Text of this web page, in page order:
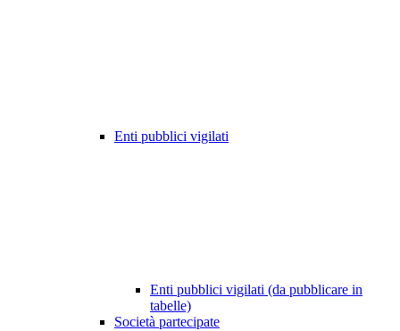
Enti pubblici vigilati
Enti pubblici vigilati (da pubblicare in
tabelle)
Società partecipate